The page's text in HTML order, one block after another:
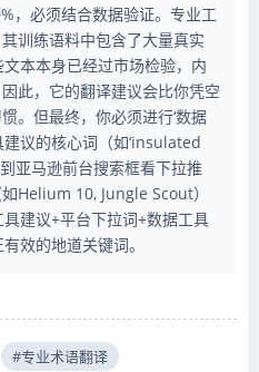
，必须结合数据验证。专业工
训练语料中包含了大量真实
本本身已经过市场检验，内
此，它的翻译建议会比你凭空
。但最终，你必须进行‘数据
建议的核心词（如‘insulated
亚马逊前台搜索框看下拉推
Helium 10, Jungle Scout）
建议+平台下拉词+数据工具
效的地道关键词。
#专业术语翻译